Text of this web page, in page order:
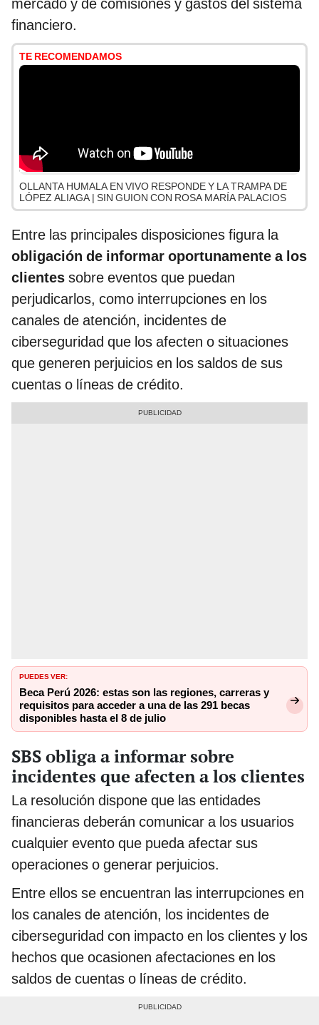
mercado y de comisiones y gastos del sistema
financiero.
TE RECOMENDAMOS
OLLANTA HUMALA EN VIVO RESPONDE Y LA TRAMPA DE
LÓPEZ ALIAGA | SIN GUION CON ROSA MARÍA PALACIOS
Entre las principales disposiciones figura la
obligación de informar oportunamente a los
clientes sobre eventos que puedan
perjudicarlos, como interrupciones en los
canales de atención, incidentes de
ciberseguridad que los afecten o situaciones
que generen perjuicios en los saldos de sus
cuentas o líneas de crédito.
PUEDES VER:
Beca Perú 2026: estas son las regiones, carreras y
requisitos para acceder a una de las 291 becas
disponibles hasta el 8 de julio
SBS obliga a informar sobre
incidentes que afecten a los clientes
La resolución dispone que las entidades
financieras deberán comunicar a los usuarios
cualquier evento que pueda afectar sus
operaciones o generar perjuicios.
Entre ellos se encuentran las interrupciones en
los canales de atención, los incidentes de
ciberseguridad con impacto en los clientes y los
hechos que ocasionen afectaciones en los
saldos de cuentas o líneas de crédito.